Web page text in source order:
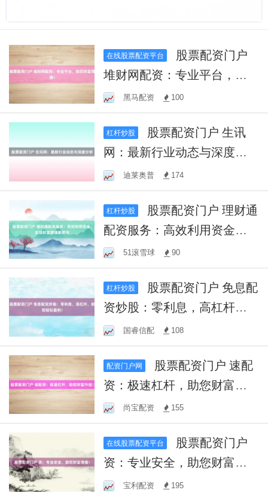
在线股票配资平台
堆财网配资：专业平台，助
您财富增值！
黑马配资 100
杠杆炒股
网：最新行业动态与深度分
析
迪莱奥普 174
杠杆炒股
配资服务：高效利用资金，
实现财富增值新路径
51滚雪球 90
杠杆炒股
资炒股：零利息，高杠杆，
助您轻松盈利！
国睿信配 108
配资门户网
资：极速杠杆，助您财富升
级！尚宝配资 155
在线股票配资平台
资：专业安全，助您财富增
值！宝利配资 195